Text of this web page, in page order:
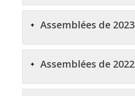
Assemblées de 2023
Assemblées de 2022